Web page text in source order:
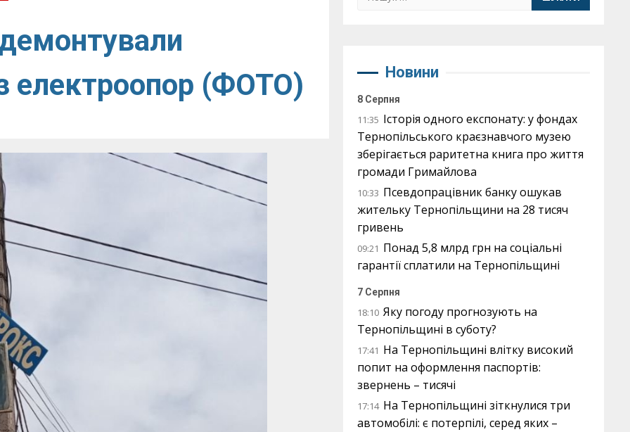
електроопор (ФОТО)
Новини
8 Серпня
11:35 Історія одного експонату: у фондах
Тернопільського краєзнавчого музею
зберігається раритетна книга про життя
громади Гримайлова
10:33 Псевдопрацівник банку ошукав
жительку Тернопільщини на 28 тисяч
гривень
09:21 Понад 5,8 млрд грн на соціальні
гарантії сплатили на Тернопільщині
7 Серпня
18:10 Яку погоду прогнозують на
Тернопільщині в суботу?
17:41 На Тернопільщині влітку високий
попит на оформлення паспортів:
звернень – тисячі
17:14 На Тернопільщині зіткнулися три
автомобілі: є потерпілі, серед яких –